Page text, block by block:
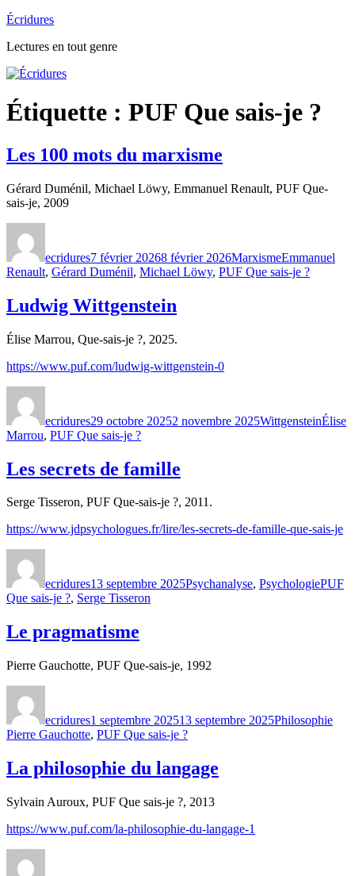
Aller
contenu
Écridures
Lectures en tout genre
Étiquette : PUF Que sais-je ?
Les 100 mots du marxisme
Gérard Duménil, Michael Löwy, Emmanuel Renault, PUF Que-
sais-je, 2009
ecridures7 février 20268 février 2026MarxismeEmmanuel
Renault, Gérard Duménil, Michael Löwy, PUF Que sais-je ?
Ludwig Wittgenstein
Élise Marrou, Que-sais-je ?, 2025.
https://www.puf.com/ludwig-wittgenstein-0
ecridures29 octobre 20252 novembre 2025WittgensteinÉlise
Marrou, PUF Que sais-je ?
Les secrets de famille
Serge Tisseron, PUF Que-sais-je ?, 2011.
https://www.jdpsychologues.fr/lire/les-secrets-de-famille-que-sais-je
ecridures13 septembre 2025Psychanalyse, PsychologiePUF
Que sais-je ?, Serge Tisseron
Le pragmatisme
Pierre Gauchotte, PUF Que-sais-je, 1992
ecridures1 septembre 202513 septembre 2025Philosophie
Pierre Gauchotte, PUF Que sais-je ?
La philosophie du langage
Sylvain Auroux, PUF Que sais-je ?, 2013
https://www.puf.com/la-philosophie-du-langage-1